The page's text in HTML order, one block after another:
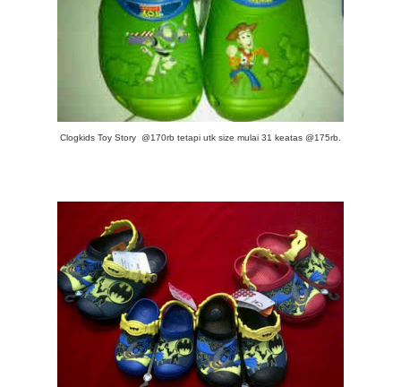
Clogkids Toy Story @170rb tetapi utk size mulai 31 keatas @175rb.